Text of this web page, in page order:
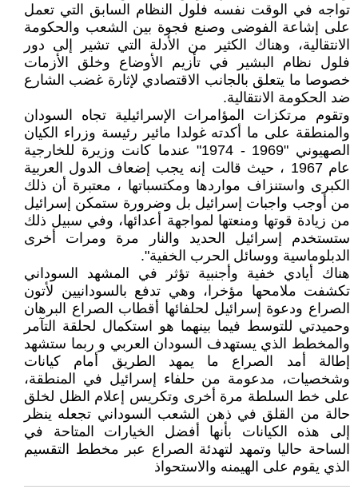
تواجه في الوقت نفسه فلول النظام السابق التي تعمل
على إشاعة الفوضى وصنع فجوة بين الشعب والحكومة
الانتقالية، وهناك الكثير من الأدلة التي تشير إلى دور
فلول نظام البشير في تأزيم الأوضاع وخلق الأزمات
خصوصا ما يتعلق بالجانب الاقتصادي لإثارة غضب الشارع
ضد الحكومة الانتقالية.
وتقوم مرتكزات المؤامرات الإسرائيلية تجاه السودان
والمنطقة على ما أكدته غولدا مائير رئيسة وزراء الكيان
الصهيوني "1969 - 1974" عندما كانت وزيرة للخارجية
عام 1967 ، حيث قالت إنه يجب إضعاف الدول العربية
الكبرى واستنزاف مواردها ومكتسباتها ، معتبرة أن ذلك
من أوجب واجبات إسرائيل بل وضرورة ستمكن إسرائيل
من زيادة قوتها ومنعتها لمواجهة أعدائها، وفي سبيل ذلك
ستستخدم إسرائيل الحديد والنار مرة ومرات أخرى
الدبلوماسية ووسائل الحرب الخفية".
هناك أيادي خفية وأجنبية تؤثر في المشهد السوداني
تكشفت ملامحها مؤخرا، وهي تدفع بالسودانيين لأتون
الصراع ودعوة إسرائيل لحلفائها أقطاب الصراع البرهان
وحميدتي للتوسط فيما بينهما هو استكمال لحلقة التآمر
والمخطط الذي يستهدف السودان العربي و ربما ستشهد
إطالة أمد الصراع ما يمهد الطريق أمام كيانات
وشخصيات، مدعومة من حلفاء إسرائيل في المنطقة،
على خط السلطة مرة أخرى وتكريس إعلام الظل لخلق
حالة من القلق في ذهن الشعب السوداني تجعله ينظر
إلى هذه الكيانات بأنها أفضل الخيارات المتاحة في
الساحة حاليا وتمهد لتهدئة الصراع عبر مخطط التقسيم
الذي يقوم على الهيمنه والاستحواذ